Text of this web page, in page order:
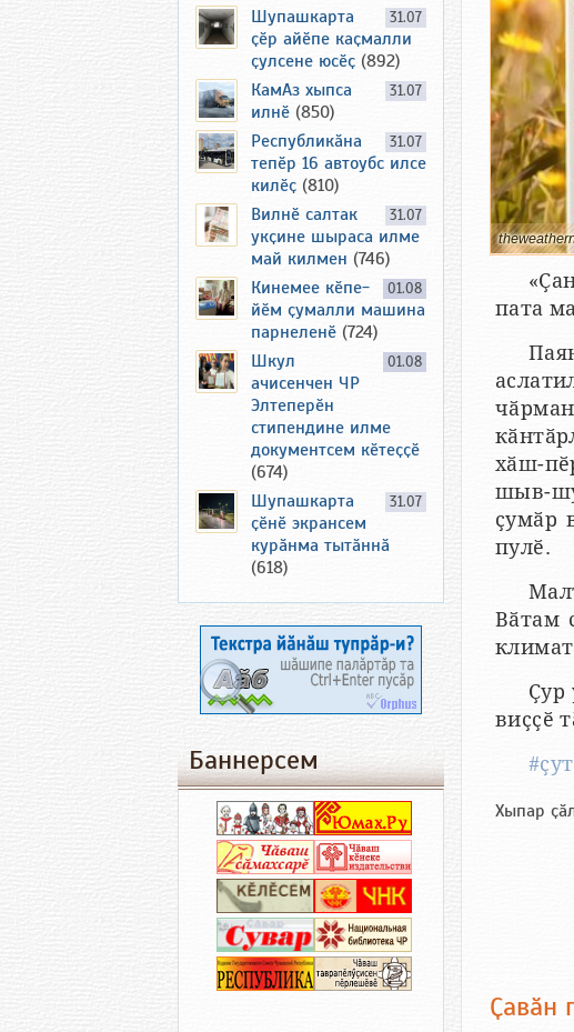
пата
хӑш-
шыв-
ҫумӑр
пулӗ.
Вӑтам
Ҫур
виҫҫӗ
Хыпар
Ҫавӑн
31.07
Шупашкарта
ҫӗр айӗпе каҫмалли
ҫулсене юсӗҫ (892)
31.07
КамАз хыпса
илнӗ (850)
31.07
Республикӑна
тепӗр 16 автоубс илсе
килӗҫ (810)
31.07
Вилнӗ салтак
укҫине шыраса илме
май килмен (746)
01.08
Кинемее кӗпе-
йӗм ҫумалли машина
парнеленӗ (724)
01.08
Шкул
ачисенчен ЧР
Элтеперӗн
стипендине илме
документсем кӗтеҫҫӗ
(674)
31.07
Шупашкарта
ҫӗнӗ экрансем
курӑнма тытӑннӑ
(618)
Баннерсем